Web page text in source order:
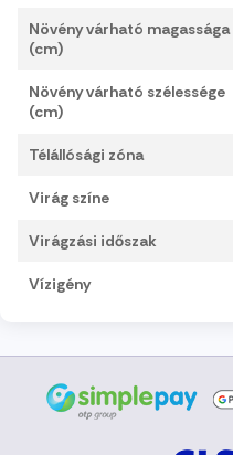
Növény várható magassága
(cm)
Növény várható szélessége
(cm)
Télállósági zóna
Virág színe
Virágzási időszak
Vízigény